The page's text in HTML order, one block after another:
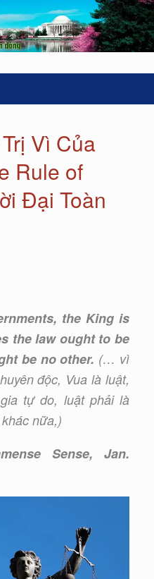
Vì Của
Rule of
Đại Toàn
the King is
the law ought to be
be no other. (… vì
độc, Vua là luật,
tự do, luật phải là
nữa,)
Sense, Jan.